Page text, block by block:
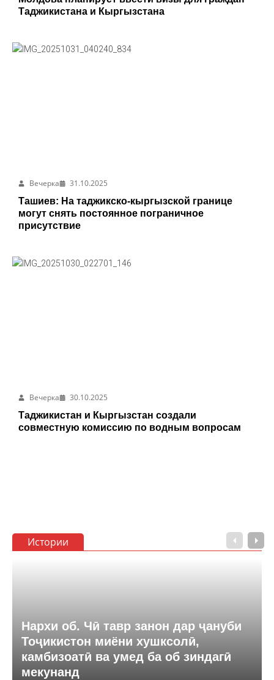
Таджикистана и Кыргызстана
Вечерка
31.10.2025
Ташиев: На таджикско-кыргызской границе
могут снять постоянное пограничное
присутствие
Вечерка
30.10.2025
Таджикистан и Кыргызстан создали
совместную комиссию по водным вопросам
Истории
Нархи об. Чӣ тавр занон дар ҷануби
Тоҷикистон миёни хушксолӣ,
камбизоатӣ ва умед ба об зиндагӣ
мекунанд